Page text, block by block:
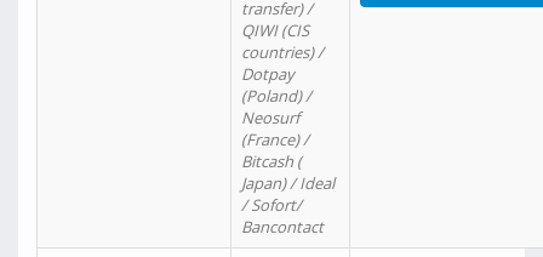
transfer) /
QIWI (CIS
countries) /
Dotpay
(Poland) /
Neosurf
(France) /
Bitcash (
Japan) / Ideal
/ Sofort/
Bancontact